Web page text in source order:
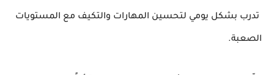
تدرب بشكل يومي لتحسين المهارات والتكيف مع المستويات
الصعبة.